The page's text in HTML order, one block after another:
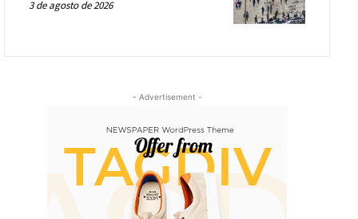
3 de agosto de 2026
- Advertisement -